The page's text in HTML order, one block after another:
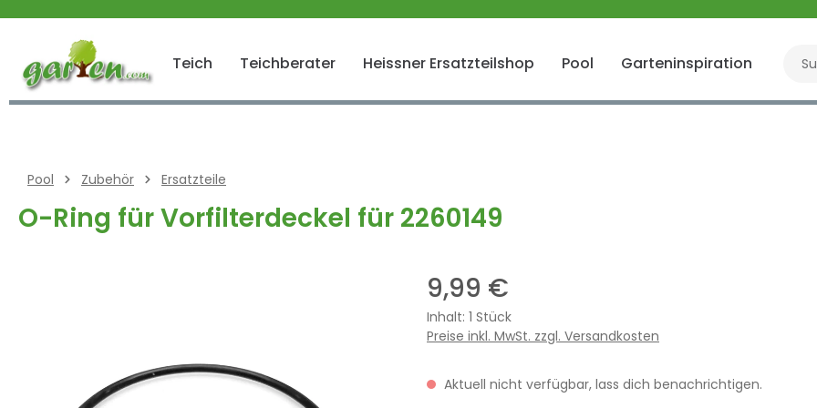
Zur Hauptnavigation springen
Teich Teichberater Heissner Ersatzteilshop Pool Garteninspiration
Pool Zubehör Ersatzteile
O-Ring für Vorfilterdeckel für 2260149
9,99 €
Inhalt: 1 Stück
Preise inkl. MwSt. zzgl. Versandkosten
Aktuell nicht verfügbar, lass dich benachrichtigen.